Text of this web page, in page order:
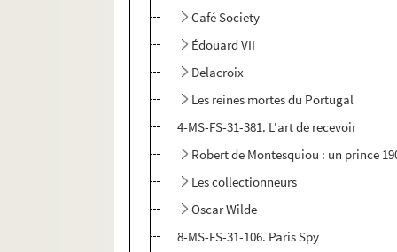
Café Society
Édouard VII
Delacroix
Les reines mortes du Portugal
4-MS-FS-31-381. L'art de recevoir
Robert de Montesquiou : un prince
Les collectionneurs
Oscar Wilde
8-MS-FS-31-106. Paris Spy